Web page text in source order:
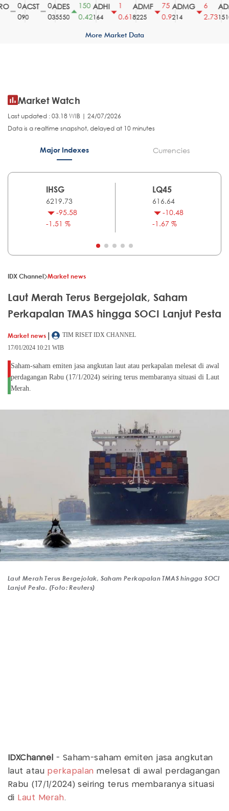
ACST
90
ADES
35550
150
0.42
ADHI
164
0.61
ADMF
8225
75
0.9
ADMG
214
2.731510
More Market Data
Market Watch
Last updated : 03.18 WIB | 24/07/2026
Data is a realtime snapshot, delayed at 10 minutes
Major Indexes Currencies
IHSG
6219.73
-95.58
-1.51 %
LQ45
616.64
-10.48
-1.67 %
IDX Channel Market news
Laut Merah Terus Bergejolak, Saham
Perkapalan TMAS hingga SOCI Lanjut Pesta
Market news |
TIM RISET IDX CHANNEL
17/01/2024 10:21 WIB
Saham-saham emiten jasa angkutan laut atau perkapalan melesat di awal
perdagangan Rabu (17/1/2024) seiring terus membaranya situasi di Laut
Merah.
Laut Merah Terus Bergejolak, Saham Perkapalan TMAS hingga SOCI
Lanjut Pesta. (Foto: Reuters)
IDXChannel
- Saham-saham emiten jasa angkutan
laut atau perkapalan melesat di awal perdagangan
Rabu (17/1/2024) seiring terus membaranya situasi
di Laut Merah.